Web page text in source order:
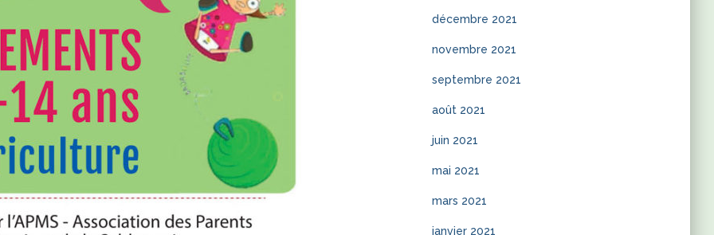
décembre 2021
novembre 2021
septembre 2021
août 2021
juin 2021
mai 2021
mars 2021
janvier 2021